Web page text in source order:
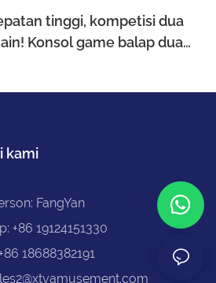
tinggi, kompetisi dua
Konsol game balap dua
kami
FangYan
+86 19124151330
+86 18688382191